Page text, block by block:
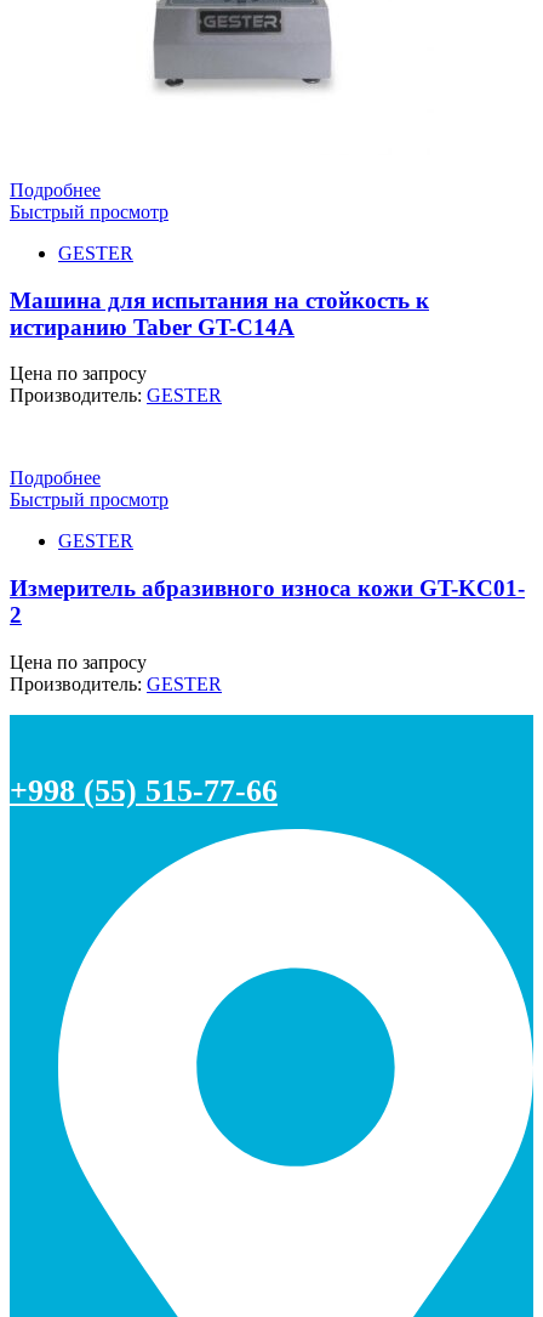
Подробнее
Быстрый просмотр
GESTER
Машина для испытания на стойкость к
истиранию Taber GT-C14A
Цена по запросу
Производитель: GESTER
Подробнее
Быстрый просмотр
GESTER
Измеритель абразивного износа кожи GT-KC01-
2
Цена по запросу
Производитель: GESTER
+998 (55) 515-77-66